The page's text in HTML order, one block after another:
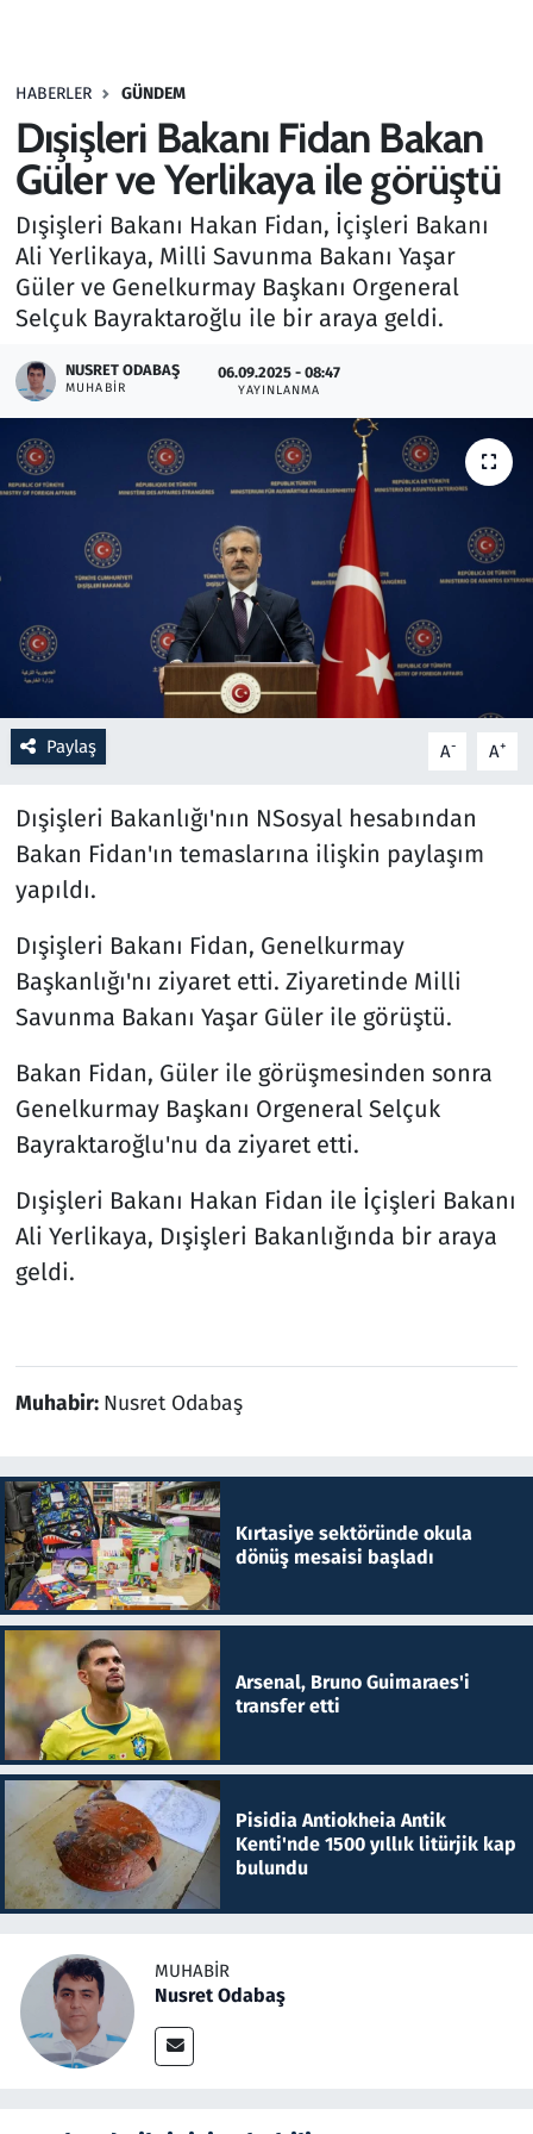
HABERLER GÜNDEM
Dışişleri Bakanı Fidan Bakan
Güler ve Yerlikaya ile görüştü
Dışişleri Bakanı Hakan Fidan, İçişleri Bakanı
Ali Yerlikaya, Milli Savunma Bakanı Yaşar
Güler ve Genelkurmay Başkanı Orgeneral
Selçuk Bayraktaroğlu ile bir araya geldi.
NUSRET ODABAŞ
MUHABIR
06.09.2025 - 08:47
YAYINLANMA
Paylaş A- A+
Dışişleri Bakanlığı'nın NSosyal hesabından
Bakan Fidan'ın temaslarına ilişkin paylaşım
yapıldı.
Dışişleri Bakanı Fidan, Genelkurmay
Başkanlığı'nı ziyaret etti. Ziyaretinde Milli
Savunma Bakanı Yaşar Güler ile görüştü.
Bakan Fidan, Güler ile görüşmesinden sonra
Genelkurmay Başkanı Orgeneral Selçuk
Bayraktaroğlu'nu da ziyaret etti.
Dışişleri Bakanı Hakan Fidan ile İçişleri Bakanı
Ali Yerlikaya, Dışişleri Bakanlığında bir araya
geldi.
Muhabir: Nusret Odabaş
Kırtasiye sektöründe okula
dönüş mesaisi başladı
Arsenal, Bruno Guimaraes'i
transfer etti
Pisidia Antiokheia Antik
Kenti'nde 1500 yıllık litürjik kap
bulundu
MUHABIR
Nusret Odabaş
Haber
Kültür Sanat
Kurumsal Haberler
Lezzet Durağı
Ramazan
Resmi İlanlar
Rüya Tabirleri
Savunma Sanayi
Seçim 2023
Spor
Teknoloji ve Bilim
Televizyon